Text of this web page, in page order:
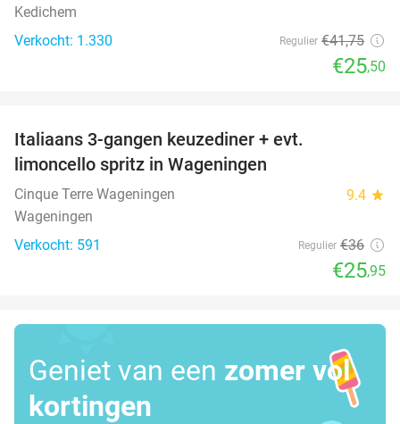
Kedichem
Verkocht: 1.330
Regulier €41,75
€25,50
Italiaans 3-gangen keuzediner + evt.
limoncello spritz in Wageningen
Cinque Terre Wageningen 9.4 star
Wageningen
Verkocht: 591
Regulier €36
€25,95
Geniet van een zomer vol
kortingen